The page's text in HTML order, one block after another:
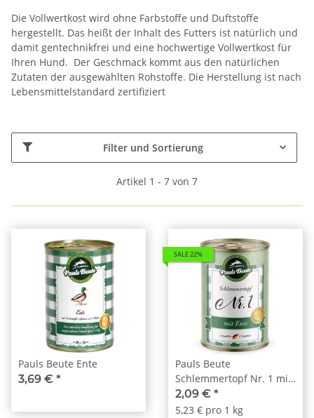
Die Vollwertkost wird ohne Farbstoffe und Duftstoffe
hergestellt. Das heißt der Inhalt des Futters ist natürlich und
damit gentechnikfrei und eine hochwertige Vollwertkost für
Ihren Hund. Der Geschmack kommt aus den natürlichen
Zutaten der ausgewählten Rohstoffe. Die Herstellung ist nach
Lebensmittelstandard zertifiziert
Filter und Sortierung
Artikel 1 - 7 von 7
Pauls Beute Ente
3,69 € *
SALE 22%
Pauls Beute
Schlemmertopf Nr. 1 mit
Ente 400g
2,09 € *
5,23 € pro 1 kg